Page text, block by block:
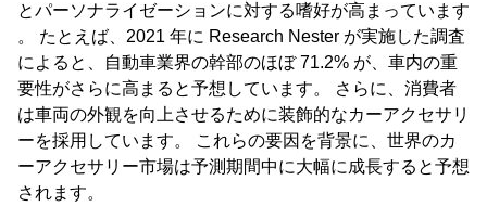
とパーソナライゼーションに対する嗜好が高まっています
。 たとえば、2021 年に Research Nester が実施した調査
によると、自動車業界の幹部のほぼ 71.2% が、車内の重
要性がさらに高まると予想しています。 さらに、消費者
は車両の外観を向上させるために装飾的なカーアクセサリ
ーを採用しています。 これらの要因を背景に、世界のカ
ーアクセサリー市場は予測期間中に大幅に成長すると予想
されます。